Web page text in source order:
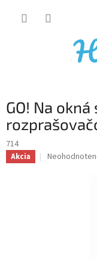
GO! Na
714
Akcia
Priemerné